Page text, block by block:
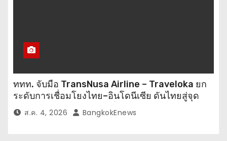
ททท. จับมือ TransNusa Airline – Traveloka ยก
ระดับการเชื่อมโยงไทย–อินโดนีเซีย ดันไทยสู่จุด
หมายปลายทางคุณภาพ เชื่อม Asean Tourism
และ Muslim-Friendly Destination
ส.ค. 4, 2026 BangkokEnews